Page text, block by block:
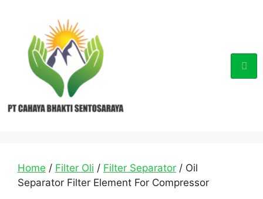
Home / Filter Oli / Filter Separator / Oil
Separator Filter Element For Compressor